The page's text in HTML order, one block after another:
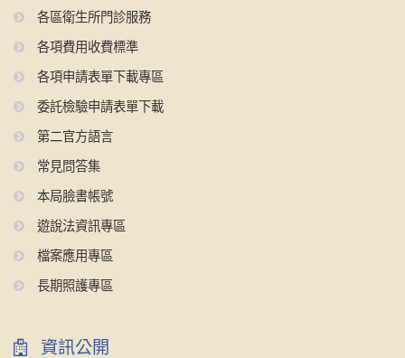
各區衛生所門診服務
各項費用收費標準
各項申請表單下載專區
委託檢驗申請表單下載
第二官方語言
常見問答集
本局臉書帳號
遊說法資訊專區
檔案應用專區
長期照護專區
資訊公開